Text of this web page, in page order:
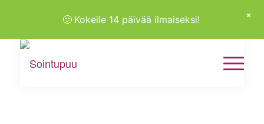
🙂 Kokeile 14 päivää ilmaiseksi!